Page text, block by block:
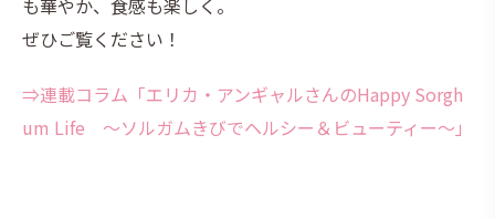
も華やか、食感も楽しく。
ぜひご覧ください！
⇒連載コラム「エリカ・アンギャルさんのHappy Sorgh
um Life ～ソルガムきびでヘルシー＆ビューティー～」